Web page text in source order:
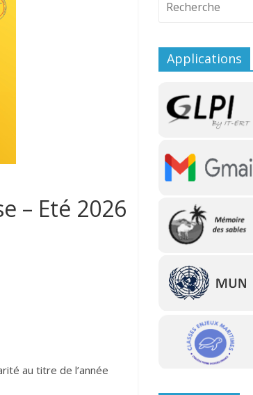
– Eté 2026
au titre de l’année
Applications